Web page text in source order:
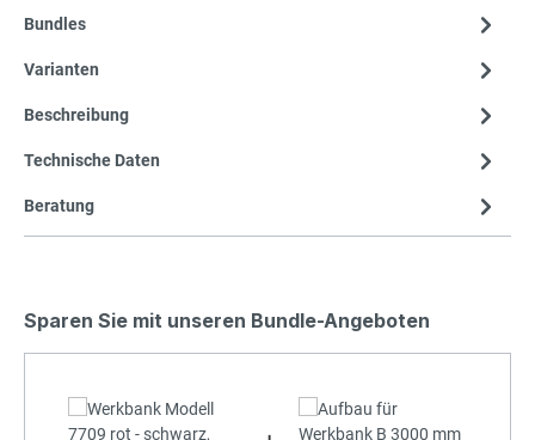
Bundles
Varianten
Beschreibung
Technische Daten
Beratung
Sparen Sie mit unseren Bundle-Angeboten